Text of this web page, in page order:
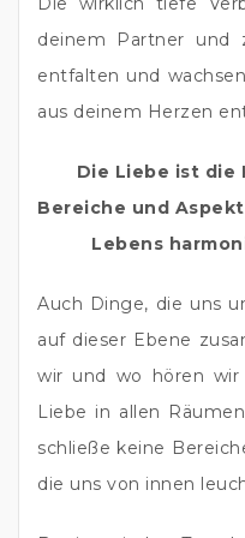
deinem Partner und
entfalten und
aus deinem Herzen
Die Liebe ist die
Bereiche und
Lebens
Auch Dinge, die uns
auf dieser Ebene
wir und wo hören wir
Liebe in allen
schließe keine
die uns von innen